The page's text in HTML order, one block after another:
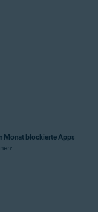
Monat blockierte Apps